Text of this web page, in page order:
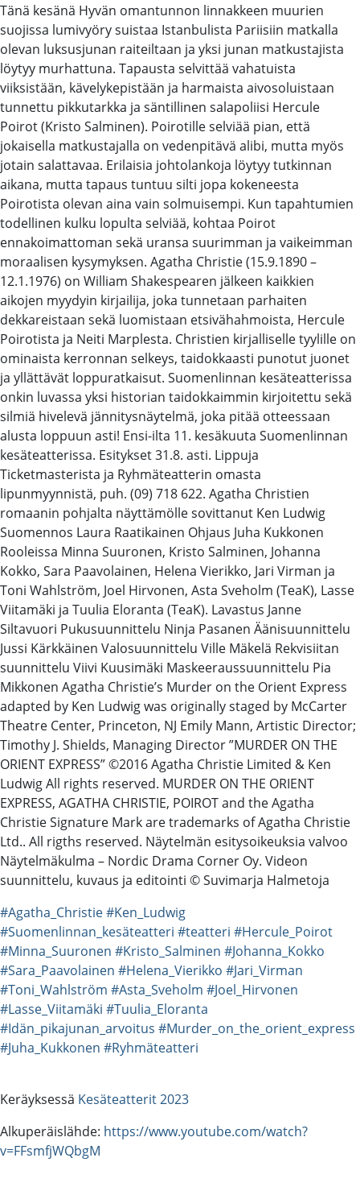
Tänä kesänä Hyvän omantunnon linnakkeen muurien
suojissa lumivyöry suistaa Istanbulista Pariisiin matkalla
olevan luksusjunan raiteiltaan ja yksi junan matkustajista
löytyy murhattuna. Tapausta selvittää vahatuista
viiksistään, kävelykepistään ja harmaista aivosoluistaan
tunnettu pikkutarkka ja säntillinen salapoliisi Hercule
Poirot (Kristo Salminen). Poirotille selviää pian, että
jokaisella matkustajalla on vedenpitävä alibi, mutta myös
jotain salattavaa. Erilaisia johtolankoja löytyy tutkinnan
aikana, mutta tapaus tuntuu silti jopa kokeneesta
Poirotista olevan aina vain solmuisempi. Kun tapahtumien
todellinen kulku lopulta selviää, kohtaa Poirot
ennakoimattoman sekä uransa suurimman ja vaikeimman
moraalisen kysymyksen. Agatha Christie (15.9.1890 –
12.1.1976) on William Shakespearen jälkeen kaikkien
aikojen myydyin kirjailija, joka tunnetaan parhaiten
dekkareistaan sekä luomistaan etsivähahmoista, Hercule
Poirotista ja Neiti Marplesta. Christien kirjalliselle tyylille on
ominaista kerronnan selkeys, taidokkaasti punotut juonet
ja yllättävät loppuratkaisut. Suomenlinnan kesäteatterissa
onkin luvassa yksi historian taidokkaimmin kirjoitettu sekä
silmiä hivelevä jännitysnäytelmä, joka pitää otteessaan
alusta loppuun asti! Ensi-ilta 11. kesäkuuta Suomenlinnan
kesäteatterissa. Esitykset 31.8. asti. Lippuja
Ticketmasterista ja Ryhmäteatterin omasta
lipunmyynnistä, puh. (09) 718 622. Agatha Christien
romaanin pohjalta näyttämölle sovittanut Ken Ludwig
Suomennos Laura Raatikainen Ohjaus Juha Kukkonen
Rooleissa Minna Suuronen, Kristo Salminen, Johanna
Kokko, Sara Paavolainen, Helena Vierikko, Jari Virman ja
Toni Wahlström, Joel Hirvonen, Asta Sveholm (TeaK), Lasse
Viitamäki ja Tuulia Eloranta (TeaK). Lavastus Janne
Siltavuori Pukusuunnittelu Ninja Pasanen Äänisuunnittelu
Jussi Kärkkäinen Valosuunnittelu Ville Mäkelä Rekvisiitan
suunnittelu Viivi Kuusimäki Maskeeraussuunnittelu Pia
Mikkonen Agatha Christie’s Murder on the Orient Express
adapted by Ken Ludwig was originally staged by McCarter
Theatre Center, Princeton, NJ Emily Mann, Artistic Director;
Timothy J. Shields, Managing Director ”MURDER ON THE
ORIENT EXPRESS” ©2016 Agatha Christie Limited & Ken
Ludwig All rights reserved. MURDER ON THE ORIENT
EXPRESS, AGATHA CHRISTIE, POIROT and the Agatha
Christie Signature Mark are trademarks of Agatha Christie
Ltd.. All rigths reserved. Näytelmän esitysoikeuksia valvoo
Näytelmäkulma – Nordic Drama Corner Oy. Videon
suunnittelu, kuvaus ja editointi © Suvimarja Halmetoja
#Agatha_Christie#Ken_Ludwig
#Suomenlinnan_kesäteatteri #teatteri #Hercule_Poirot
#Minna_Suuronen #Kristo_Salminen #Johanna_Kokko
#Sara_Paavolainen #Helena_Vierikko #Jari_Virman
#Toni_Wahlström #Asta_Sveholm #Joel_Hirvonen
#Lasse_Viitamäki #Tuulia_Eloranta
#Idän_pikajunan_arvoitus #Murder_on_the_orient_express
#Juha_Kukkonen #Ryhmäteatteri
Keräyksessä Kesäteatterit 2023
Alkuperäislähde: https://www.youtube.com/watch?
v=FFsmfjWQbgM